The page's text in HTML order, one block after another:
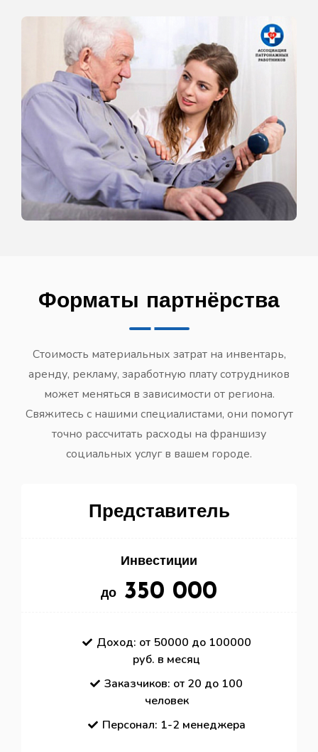
Форматы партнёрства
Стоимость материальных затрат на инвентарь,
аренду, рекламу, заработную плату сотрудников
может меняться в зависимости от региона.
Свяжитесь с нашими специалистами, они помогут
точно рассчитать расходы на франшизу
социальных услуг в вашем городе.
Представитель
Инвестиции
до 350 000
Доход: от 50000 до 100000
руб. в месяц
Заказчиков: от 20 до 100
человек
Персонал: 1-2 менеджера